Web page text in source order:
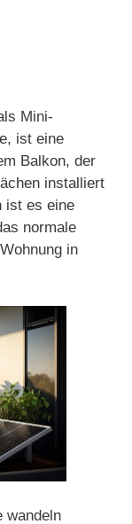
Mini-
ist eine
Balkon, der
installiert
ist es eine
normale
in
wandeln